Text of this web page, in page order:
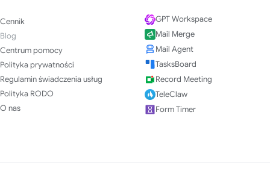
Cennik
Blog
Centrum pomocy
Polityka prywatności
Regulamin świadczenia usług
Polityka RODO
O nas
GPT Workspace
Mail Merge
Mail Agent
TasksBoard
Record Meeting
TeleClaw
Form Timer